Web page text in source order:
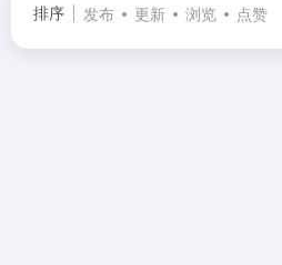
排序 发布 更新 浏览 点赞